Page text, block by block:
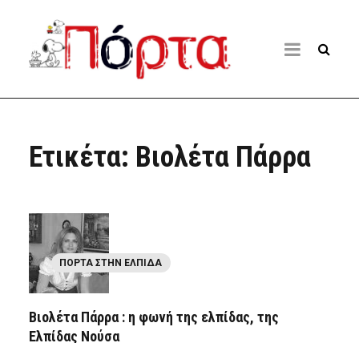
Ετικέτα: Βιολέτα Πάρρα
ΠΌΡΤΑ ΣΤΗΝ ΕΛΠΊΔΑ
Βιολέτα Πάρρα : η φωνή της ελπίδας, της
Ελπίδας Νούσα